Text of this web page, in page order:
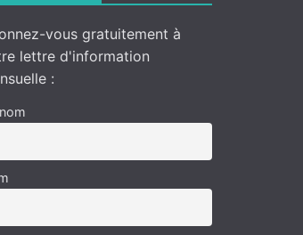
vous gratuitement à
lettre d'information
: